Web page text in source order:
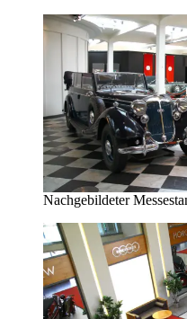
Nachgebildeter